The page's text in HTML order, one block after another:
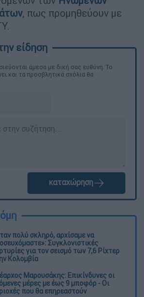
, πως προμηθεύουν με
άμεσα με δική σας ευθύνη. Το
και τα προσβλητικά σχόλια θα
καταχώρηση
πολύ σκληρό, αρχίσαμε να
Συγκλονιστικές
για τον σεισμό των 7,6 Ρίχτερ
Κολομβία
Μαρουσάκης: Επικίνδυνες οι
μέρες με έως 9 μποφόρ - Οι
που θα επηρεαστούν